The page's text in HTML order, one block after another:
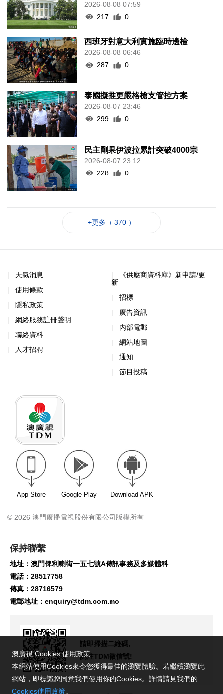
2026-08-08 07:59
217
0
西班牙對意大利實施臨時邊檢
2026-08-08 06:46
287
0
泰國擬推更嚴格槍支管控方案
2026-08-07 23:46
299
0
民主剛果伊波拉累計突破4000宗
2026-08-07 23:12
228
0
+更多（ 370 ）
天氣消息
使用條款
隱私政策
網絡服務註冊聲明
聯絡資料
人才招聘
《供應商資料庫》新申請/更
新
招標
廣告資訊
內部電郵
網站地圖
通知
節目投稿
App Store Google Play Download APK
© 2026 澳門廣播電視股份有限公司版權所有
保持聯繫
地址：澳門俾利喇街一五七號A傳訊事務及多媒體科
電話：28517758
傳真：28716579
電郵地址： enquiry@tdm.com.mo
請即掃描二維碼,
關注TDM微信號!
澳廣視 Cookies 使用政策
本網站使用Cookies來令您獲得最佳的瀏覽體驗。若繼續瀏覽此
網站，即標識您同意我們使用你的Cookies。詳情請見我們的
Cookies使用政策。